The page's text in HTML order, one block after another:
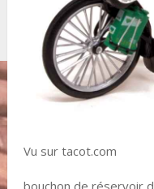
Vu sur tacot.com